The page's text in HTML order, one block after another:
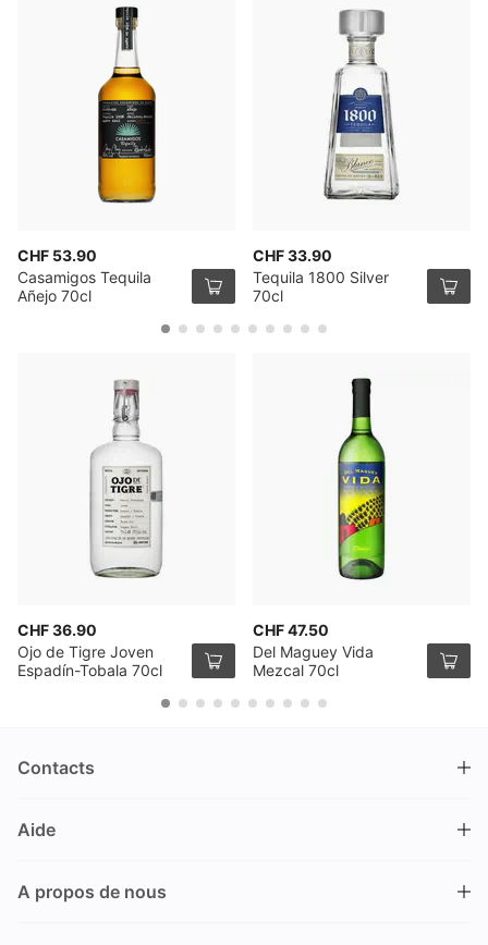
CHF 53.90
Casamigos Tequila
Añejo 70cl
CHF 33.90
Tequila 1800 Silver
70cl
CHF 36.90
Ojo de Tigre Joven
Espadín-Tobala 70cl
CHF 47.50
Del Maguey Vida
Mezcal 70cl
Contacts
Nüschelerstrasse 35
Suisse
Aide
Processus de commande
A propos de nous